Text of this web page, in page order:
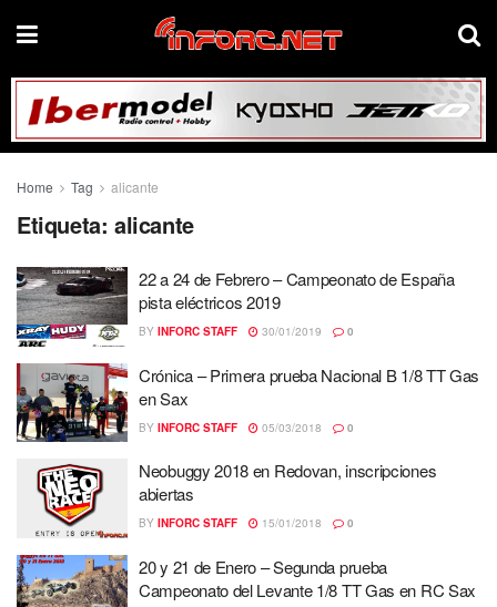
Home Tag alicante
Etiqueta: alicante
22 a 24 de Febrero – Campeonato de España
pista eléctricos 2019
BY INFORC STAFF 30/01/2019 0
Crónica – Primera prueba Nacional B 1/8 TT Gas
en Sax
BY INFORC STAFF 05/03/2018 0
Neobuggy 2018 en Redovan, inscripciones
abiertas
BY INFORC STAFF 15/01/2018 0
20 y 21 de Enero – Segunda prueba
Campeonato del Levante 1/8 TT Gas en RC Sax